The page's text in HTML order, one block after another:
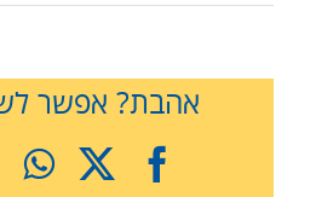
אהבת? אפשר
Facebook
X